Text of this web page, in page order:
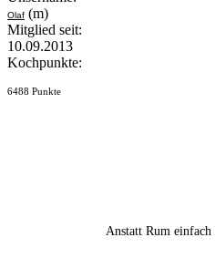
Olaf (m)
Mitglied seit:
10.09.2013
Kochpunkte:
6488 Punkte
Anstatt Rum